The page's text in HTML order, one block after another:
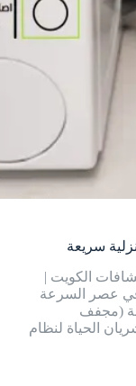
سريعة
الكويت |
في عصر السرعة
(مجفف
الحياة لنظام